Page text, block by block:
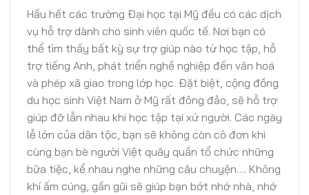
Hầu hết các trường Đại học tại Mỹ đều có các dịch
vụ hỗ trợ dành cho sinh viên quốc tế. Nơi bạn có
thể tìm thấy bất kỳ sự trợ giúp nào từ học tập, hỗ
trợ tiếng Anh, phát triển nghề nghiệp đến văn hoá
và phép xã giao trong lớp học. Đặt biệt, cộng đồng
du học sinh Việt Nam ở Mỹ rất đông đảo, sẽ hỗ trợ
giúp đỡ lẫn nhau khi học tập tại xứ người. Các ngày
lễ lớn của dân tộc, bạn sẽ không còn cô đơn khi
cùng bạn bè người Việt quây quần tổ chức những
bữa tiệc, kể nhau nghe những câu chuyện…. Không
khí ấm cúng, gần gũi sẽ giúp bạn bớt nhớ nhà, nhớ